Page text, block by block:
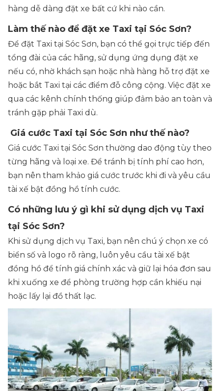
hàng dễ dàng đặt xe bất cứ khi nào cần.
Làm thế nào để đặt xe Taxi tại Sóc Sơn?
Để đặt Taxi tại Sóc Sơn, bạn có thể gọi trực tiếp đến
tổng đài của các hãng, sử dụng ứng dụng đặt xe
nếu có, nhờ khách sạn hoặc nhà hàng hỗ trợ đặt xe
hoặc bắt Taxi tại các điểm đỗ công cộng. Việc đặt xe
qua các kênh chính thống giúp đảm bảo an toàn và
tránh gặp phải Taxi dù.
Giá cước Taxi tại Sóc Sơn như thế nào?
Giá cước Taxi tại Sóc Sơn thường dao động tùy theo
từng hãng và loại xe. Để tránh bị tính phí cao hơn,
bạn nên tham khảo giá cước trước khi đi và yêu cầu
tài xế bật đồng hồ tính cước.
Có những lưu ý gì khi sử dụng dịch vụ Taxi
tại Sóc Sơn?
Khi sử dụng dịch vụ Taxi, bạn nên chú ý chọn xe có
biển số và logo rõ ràng, luôn yêu cầu tài xế bật
đồng hồ để tính giá chính xác và giữ lại hóa đơn sau
khi xuống xe để phòng trường hợp cần khiếu nại
hoặc lấy lại đồ thất lạc.